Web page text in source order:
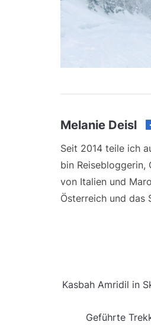
Melanie Deisl
Seit 2014 teile ich
bin Reisebloggerin,
von Italien und
Österreich und das
Kasbah Amridil in
Geführte